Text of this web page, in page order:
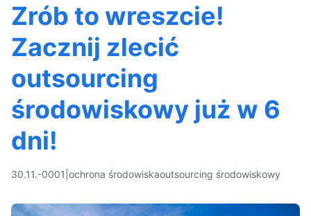
Zrób to wreszcie!
Zacznij zlecić
outsourcing
środowiskowy już w 6
dni!
30.11.-0001 ochrona środowiskaoutsourcing środowiskowy